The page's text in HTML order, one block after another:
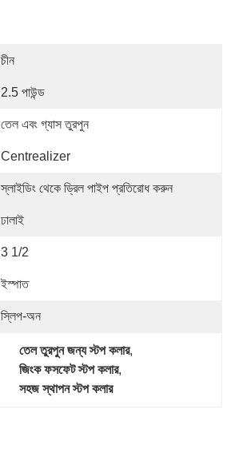
চীন
2.5 পাউন্ড
তেল এবং গ্যাস তুরপুন
Centrealizer
স্লাইডিং থেকে ড্রিল পাইপ প্রতিরোধ করুন
ঢালাই
3 1/2
ইস্পাত
স্লিপ-অন
তেল তুরপুন জন্য স্টপ কলার,
জিংক ফসফেট স্টপ কলার,
সহজ স্থাপন স্টপ কলার